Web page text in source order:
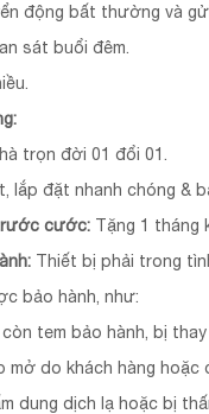
động bất thường và
sát buổi đêm.
trọn đời 01 đổi 01.
lắp đặt nhanh chóng &
cước: Tặng 1 tháng
Thiết bị phải trong
bảo hành, như:
tem bảo hành, bị thay
mở do khách hàng hoặc
dung dịch lạ hoặc bị